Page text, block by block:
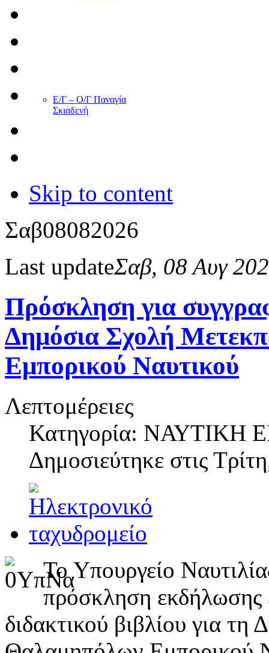
Ε/Γ – Ο/Γ Παναγία
Σκιαδενή
Skip to content
Σαβ08082026
Last updateΣαβ, 08 Αυγ
Πρόσκληση για
Δημόσια Σχολή
Εμπορικού Ναυτικού
Λεπτομέρειες
Κατηγορία: ΝΑΥΤΙΚΗ
Δημοσιεύτηκε στις
Το Υπουργείο
πρόσκληση εκδήλωσης
διδακτικού βιβλίου για